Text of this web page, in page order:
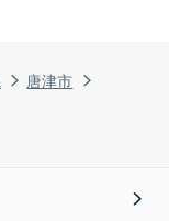
唐津市